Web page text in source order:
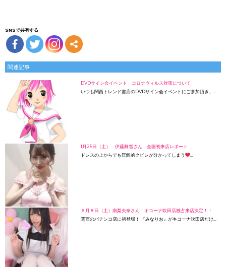
SNSで共有する
関連記事
DVDサイン会イベント コロナウィルス対策について
いつも関西トレンド書店のDVDサイン会イベントにご参加頂き、…
1月25日（土） 伊藤舞雪さん 全国初来店レポート
ドレスの上からでも圧倒的クビレが分かってしまう
…
６月８日（土）南梨央奈さん キコーナ吹田店独占来店決定！！
関西のパチンコ店に初登場！ 『みなりお』がキコーナ吹田店だけ…